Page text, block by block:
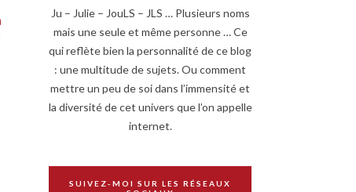
Ju – Julie – JouLS – JLS … Plusieurs noms
mais une seule et même personne … Ce
qui reflète bien la personnalité de ce blog
: une multitude de sujets. Ou comment
mettre un peu de soi dans l’immensité et
la diversité de cet univers que l’on appelle
internet.
SUIVEZ-MOI SUR LES RÉSEAUX